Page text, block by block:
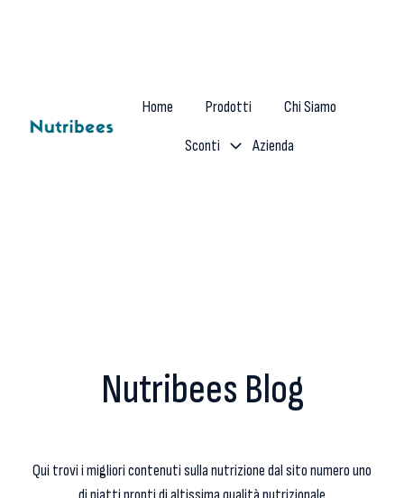
Home Prodotti Chi Siamo
Sconti Azienda
Nutribees Blog
Qui trovi i migliori contenuti sulla nutrizione dal sito numero uno